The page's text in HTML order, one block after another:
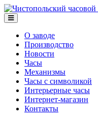
О заводе
Производство
Новости
Часы
Механизмы
Часы с символикой
Интерьерные часы
Интернет-магазин
Контакты